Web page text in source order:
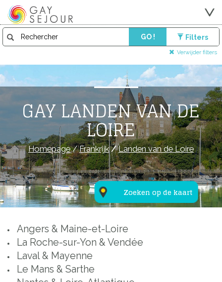
GO ! Filters
Verwijder filters
Zoeken op de kaart
GAY LANDEN VAN DE
LOIRE
Homepage/Frankrijk/Landen van de Loire
Angers & Maine-et-Loire
La Roche-sur-Yon & Vendée
Laval & Mayenne
Le Mans & Sarthe